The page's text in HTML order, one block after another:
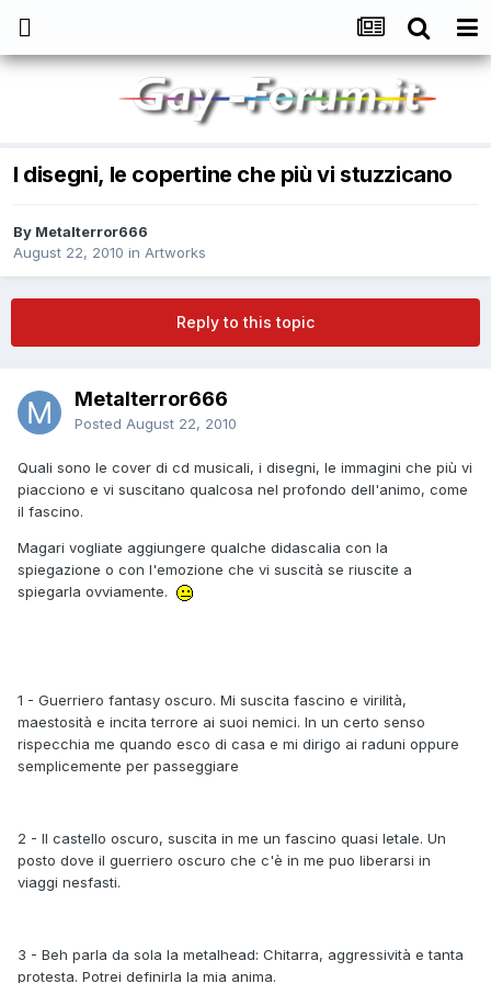
I disegni, le copertine che più vi stuzzicano
By Metalterror666
August 22, 2010 in Artworks
Reply to this topic
Metalterror666
Posted August 22, 2010
Quali sono le cover di cd musicali, i disegni, le immagini che più vi
piacciono e vi suscitano qualcosa nel profondo dell'animo, come
il fascino.
Magari vogliate aggiungere qualche didascalia con la
spiegazione o con l'emozione che vi suscità se riuscite a
spiegarla ovviamente.
1 - Guerriero fantasy oscuro. Mi suscita fascino e virilità,
maestosità e incita terrore ai suoi nemici. In un certo senso
rispecchia me quando esco di casa e mi dirigo ai raduni oppure
semplicemente per passeggiare
2 - Il castello oscuro, suscita in me un fascino quasi letale. Un
posto dove il guerriero oscuro che c'è in me puo liberarsi in
viaggi nesfasti.
3 - Beh parla da sola la metalhead: Chitarra, aggressività e tanta
protesta. Potrei definirla la mia anima.